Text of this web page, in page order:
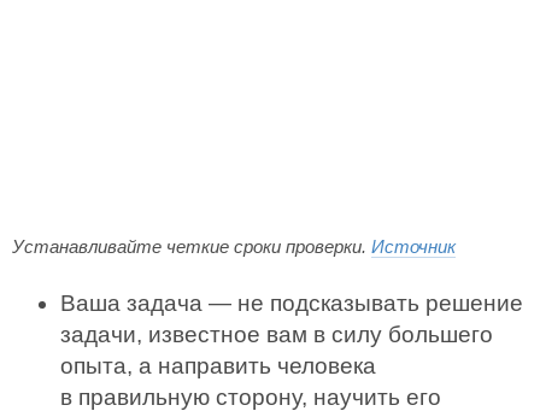
Устанавливайте четкие сроки проверки. Источник
Ваша задача — не подсказывать решение
задачи, известное вам в силу большего
опыта, а направить человека
в правильную сторону, научить его